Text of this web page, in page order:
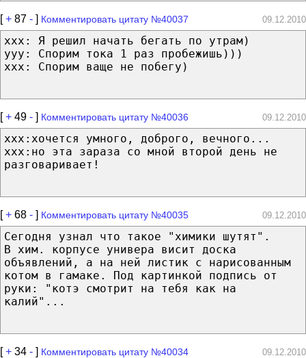
[+ 87 - ] Комментировать цитату №40037 09.12.2010
xxx: Я решил начать бегать по утрам)
yyy: Спорим тока 1 раз пробежишь)))
ххх: Спорим ваще не побегу)
[+ 49 - ] Комментировать цитату №40036 09.12.2010
ххх:хочется умного, доброго, вечного...
ххх:но эта зараза со мной второй день не
разговаривает!
[+ 68 - ] Комментировать цитату №40035 09.12.2010
Сегодня узнал что такое "химики шутят".
В хим. корпусе универа висит доска
объявлений, а на ней листик с нарисованным
котом в гамаке. Под картинкой подпись от
руки: "котэ смотрит на тебя как на
калий"...
[+ 34 - ] Комментировать цитату №40034 09.12.2010